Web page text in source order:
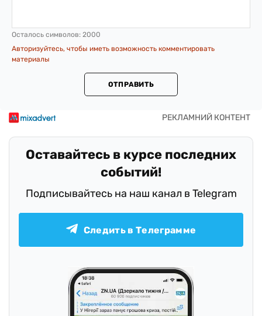
Осталось символов: 2000
Авторизуйтесь, чтобы иметь возможность комментировать
материалы
ОТПРАВИТЬ
Оставайтесь в курсе последних
событий!
Подписывайтесь на наш канал в Telegram
Следить в Телеграмме